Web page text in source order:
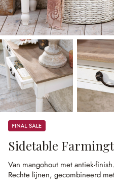
Sale
Sidetable
Van mangohout met antiek-finish.
Rechte lijnen, gecombineerd